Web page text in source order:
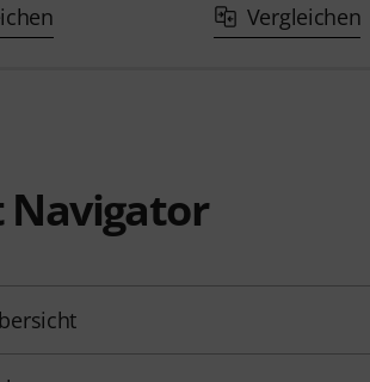
Vergleichen
Navigator